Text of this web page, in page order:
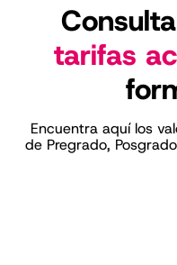
tarifas
Encuentra aquí los
de Pregrado,